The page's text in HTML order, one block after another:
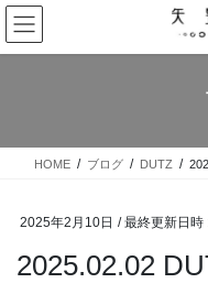
コ
ン
テ
ス
ナ
ビ
ゲ
ン
HOME ブログ DUTZ
2025年2月10日 / 最終更新日時
2025.02.02